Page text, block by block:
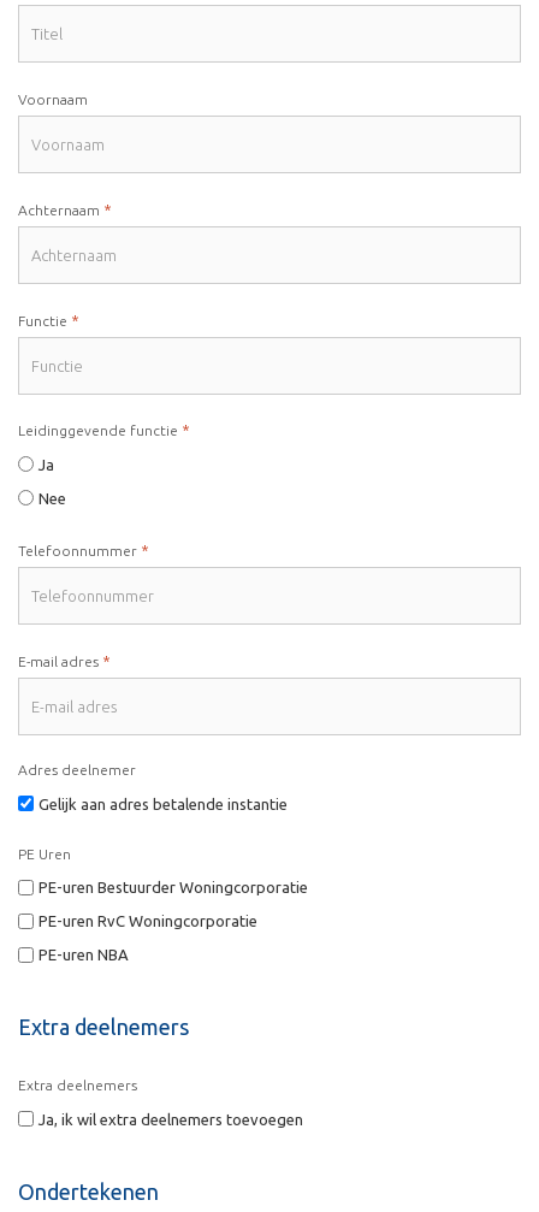
Voornaam
Achternaam *
Functie *
Leidinggevende functie *
Ja
Nee
Telefoonnummer *
E-mail adres *
Adres deelnemer
Gelijk aan adres betalende instantie
PE Uren
PE-uren Bestuurder Woningcorporatie
PE-uren RvC Woningcorporatie
PE-uren NBA
Extra deelnemers
Extra deelnemers
Ja, ik wil extra deelnemers toevoegen
Ondertekenen